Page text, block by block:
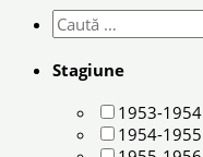
Stagiune
1953-1954
1954-1955